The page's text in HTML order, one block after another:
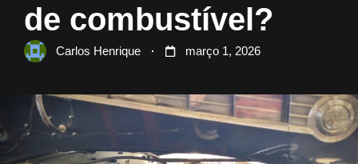
de combustível?
Carlos Henrique março 1, 2026